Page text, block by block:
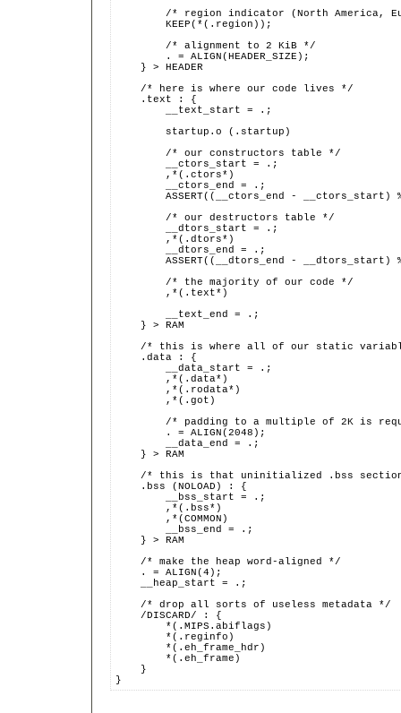
/* region indicator (North America,
        KEEP(*(.region));
        /* alignment to 2 KiB */
        . = ALIGN(HEADER_SIZE);
    } > HEADER
    /* here is where our code lives */
    .text : {
        __text_start = .;
        startup.o (.startup)
        /* our constructors table */
        __ctors_start = .;
        ,*(.ctors*)
        __ctors_end = .;
ASSERT((__ctors_end - __ctors_start)
        /* our destructors table */
        __dtors_start = .;
        ,*(.dtors*)
        __dtors_end = .;
ASSERT((__dtors_end - __dtors_start)
        /* the majority of our code */
        ,*(.text*)
        __text_end = .;
    } > RAM
/* this is where all of our static
    .data : {
        __data_start = .;
        ,*(.data*)
        ,*(.rodata*)
        ,*(.got)
/* padding to a multiple of 2K is
        . = ALIGN(2048);
        __data_end = .;
    } > RAM
/* this is that uninitialized .bss
    .bss (NOLOAD) : {
        __bss_start = .;
        ,*(.bss*)
        ,*(COMMON)
        __bss_end = .;
    } > RAM
    /* make the heap word-aligned */
    . = ALIGN(4);
    __heap_start = .;
    /* drop all sorts of useless metadata */
    /DISCARD/ : {
        *(.MIPS.abiflags)
        *(.reginfo)
        *(.eh_frame_hdr)
        *(.eh_frame)
    }
}